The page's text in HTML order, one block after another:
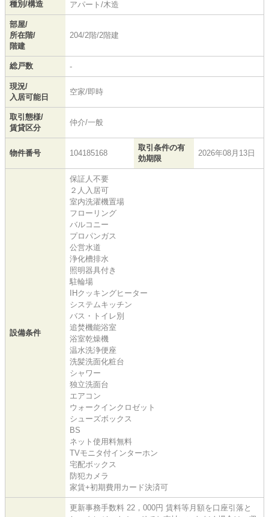
種別/構造 アパート/木造
部屋/
所在階/
階建
204/2階/2階建
総戸数 -
現況/
入居可能日
空家/即時
取引態様/
賃貸区分
仲介/一般
物件番号 104185168
取引条件の有
効期限
2026年08月13日
設備条件
保証人不要
２人入居可
室内洗濯機置場
フローリング
バルコニー
プロパンガス
公営水道
浄化槽排水
照明器具付き
駐輪場
IHクッキングヒーター
システムキッチン
バス・トイレ別
追焚機能浴室
浴室乾燥機
温水洗浄便座
洗髪洗面化粧台
シャワー
独立洗面台
エアコン
ウォークインクロゼット
シューズボックス
BS
ネット使用料無料
TVモニタ付インターホン
宅配ボックス
防犯カメラ
家賃+初期費用カード決済可
更新事務手数料 22，000円 賃料等月額を口座引落と